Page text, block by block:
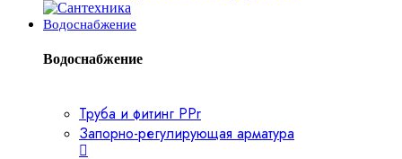
Водоснабжение
Водоснабжение
Труба и фитинг PPr
Запорно-регулирующая арматура